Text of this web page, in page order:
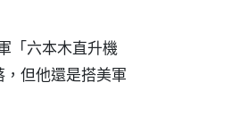
「六本木直升機
但他還是搭美軍